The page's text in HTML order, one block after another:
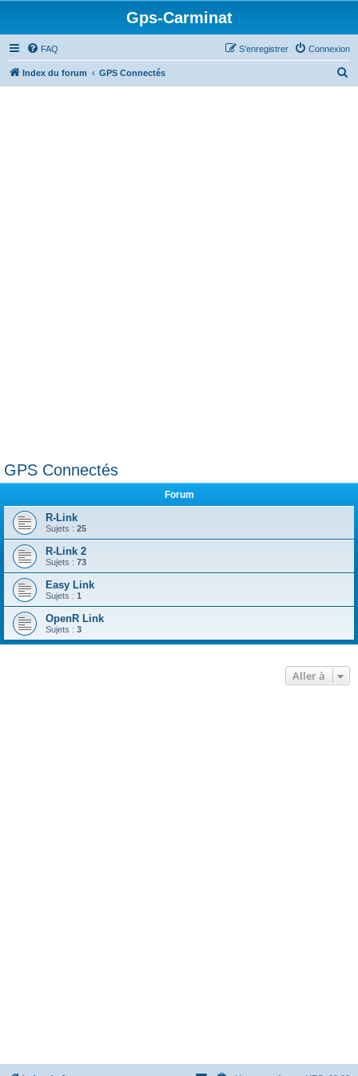
Gps-Carminat
FAQ Connexion
S’enregistrer
Index du forum GPS Connectés
GPS Connectés
Forum
R-Link
Sujets : 25
R-Link 2
Sujets : 73
Easy Link
Sujets : 1
OpenR Link
Sujets : 3
Aller à